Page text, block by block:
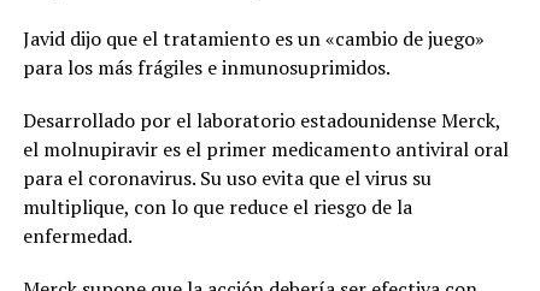
Javid dijo que el tratamiento es un «cambio de juego»
para los más frágiles e inmunosuprimidos.
Desarrollado por el laboratorio estadounidense Merck,
el molnupiravir es el primer medicamento antiviral oral
para el coronavirus. Su uso evita que el virus su
multiplique, con lo que reduce el riesgo de la
enfermedad.